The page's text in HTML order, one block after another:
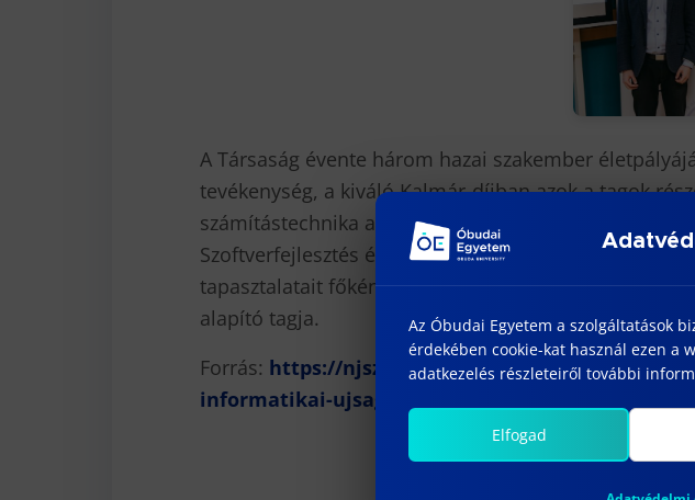
A Társaság évente három hazai szakember
tevékenység, a kiváló Kalmár-díjban azok a tagok
számítástechnika alkalmazása területén kimagasló
Szoftverfejlesztés és Mesterséges Intelligencia
tapasztalatait főként programozási nyelvek,
alapító tagja.
Forrás: https://njszt.hu/hu/news/2023-11-16/
informatikai-ujsagirojat
Az Óbudai Egyetem a szolgáltatások
érdekében cookie-kat használ ezen a
adatkezelés részleteiről további
Elfogad